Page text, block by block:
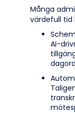
Många
värdefull tid
AI-